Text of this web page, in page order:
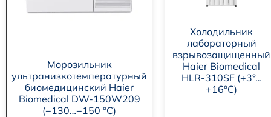
Морозильник
ультранизкотемпературный
биомедицинский Haier
Biomedical DW-150W209
(−130…−150 °C)
Холодильник
лабораторный
взрывозащищенный
Haier Biomedical
HLR-310SF (+3°…
+16°C)